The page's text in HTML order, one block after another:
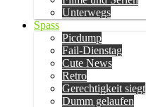
Unterwegs
Spass
Picdump
Fail-Dienstag
Cute News
Retro
Gerechtigkeit siegt
Dumm gelaufen